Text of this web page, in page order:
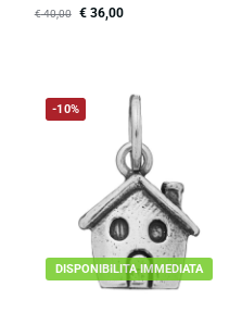
€40,00 €36,00
-10%
DISPONIBILITA IMMEDIATA